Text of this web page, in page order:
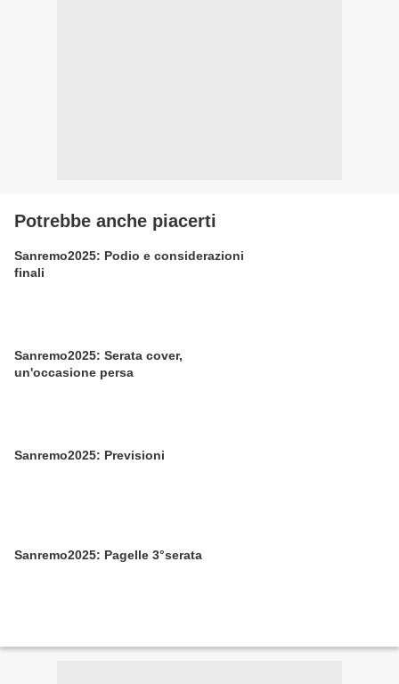
Potrebbe anche piacerti
Sanremo2025: Podio e considerazioni
finali
Sanremo2025: Serata cover,
un'occasione persa
Sanremo2025: Previsioni
Sanremo2025: Pagelle 3°serata